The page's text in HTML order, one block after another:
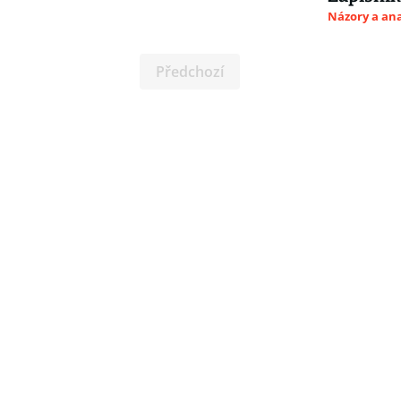
Názory a
Předchozí